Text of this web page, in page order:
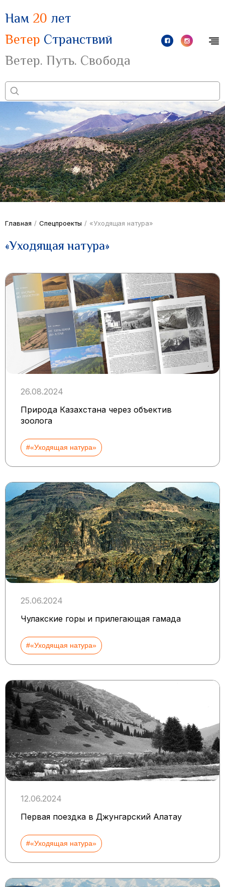
Нам 20 лет
Ветер Странствий
Ветер. Путь. Свобода
Главная / Спецпроекты / «Уходящая натура»
«Уходящая натура»
26.08.2024
Природа Казахстана через объектив
зоолога
#«Уходящая натура»
25.06.2024
Чулакские горы и прилегающая гамада
#«Уходящая натура»
12.06.2024
Первая поездка в Джунгарский Алатау
#«Уходящая натура»